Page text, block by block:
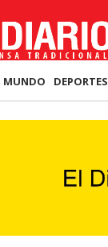
MUNDO DEPORTES